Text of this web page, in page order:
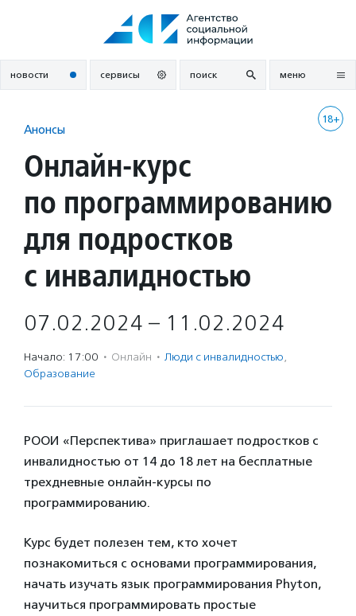
новости сервисы поиск меню
18+
Анонсы
Онлайн-курс
по программированию
для подростков
с инвалидностью
07.02.2024 – 11.02.2024
Начало: 17:00 · Онлайн · Люди с инвалидностью,
Образование
РООИ «Перспектива» приглашает подростков с
инвалидностью от 14 до 18 лет на бесплатные
трехдневные онлайн-курсы по
программированию.
Курс будет полезен тем, кто хочет
познакомиться с основами программирования,
начать изучать язык программирования Phyton,
научиться программировать простые